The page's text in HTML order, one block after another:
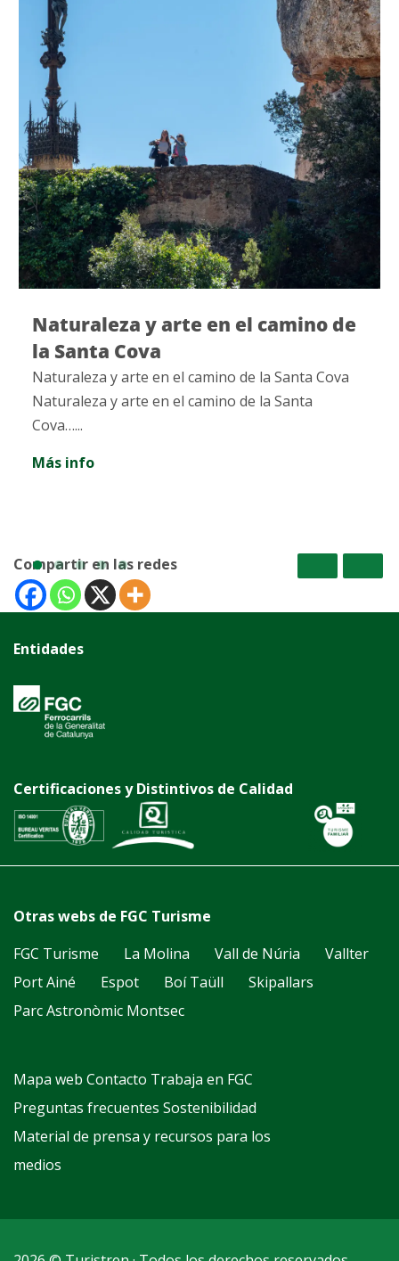
Naturaleza y arte en el camino de
la Santa Cova
Naturaleza y arte en el camino de la Santa Cova
Naturaleza y arte en el camino de la Santa
Cova…...
Más info
Compartir en las redes
Entidades
Certificaciones y Distintivos de Calidad
Otras webs de FGC Turisme
FGC Turisme
La Molina Vall de Núria
Vallter
Port Ainé
Espot Boí Taüll
Skipallars
Parc Astronòmic Montsec
Mapa web Contacto Trabaja en FGC
Preguntas frecuentes Sostenibilidad
Material de prensa y recursos para los
medios